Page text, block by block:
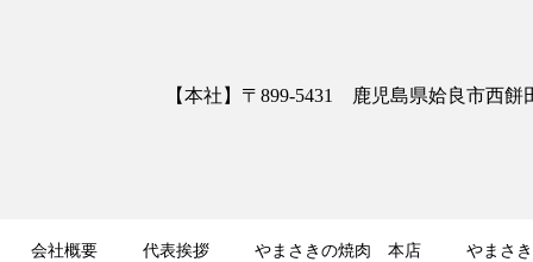
【本社】〒899-5431 鹿児島県姶良市西餅
会社概要 代表挨拶 やまさきの焼肉 本店 やまさ